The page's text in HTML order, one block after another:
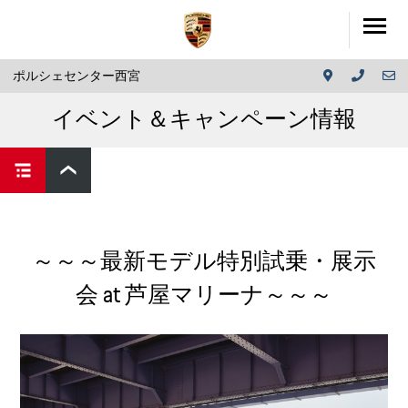
ポルシェセンター西宮
イベント＆キャンペーン情報
～～～最新モデル特別試乗・展示
会 at 芦屋マリーナ～～～